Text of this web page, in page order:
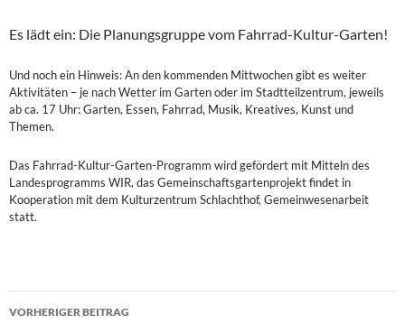
Es lädt ein: Die Planungsgruppe vom Fahrrad-Kultur-Garten!
Und noch ein Hinweis: An den kommenden Mittwochen gibt es weiter
Aktivitäten – je nach Wetter im Garten oder im Stadtteilzentrum, jeweils
ab ca. 17 Uhr: Garten, Essen, Fahrrad, Musik, Kreatives, Kunst und
Themen.
Das Fahrrad-Kultur-Garten-Programm wird gefördert mit Mitteln des
Landesprogramms WIR, das Gemeinschaftsgartenprojekt findet in
Kooperation mit dem Kulturzentrum Schlachthof, Gemeinwesenarbeit
statt.
Beitragsnavigation
VORHERIGER BEITRAG